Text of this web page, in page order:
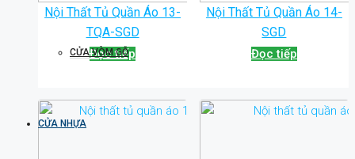
CỬA VÒM GỖ
CỬA NHỰA
Nội Thất Tủ Quần Áo 13-
TQA-SGD
Đọc tiếp
Nội Thất Tủ Quần Áo 14-
SGD
Đọc tiếp